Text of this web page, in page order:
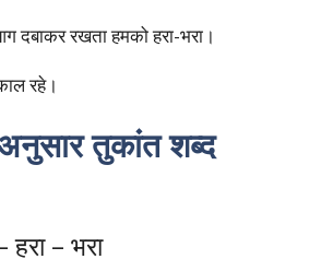
दबाकर रखता हमको हरा-भरा।
रहे।
तुकांत शब्द
– भरा